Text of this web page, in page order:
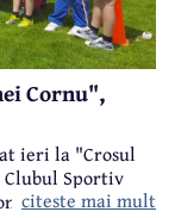
Cornu",
ieri la "Crosul
Sportiv
din localitatea
citeste mai mult